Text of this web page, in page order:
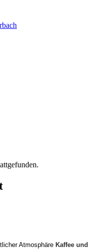
Atmosphäre Kaffee und